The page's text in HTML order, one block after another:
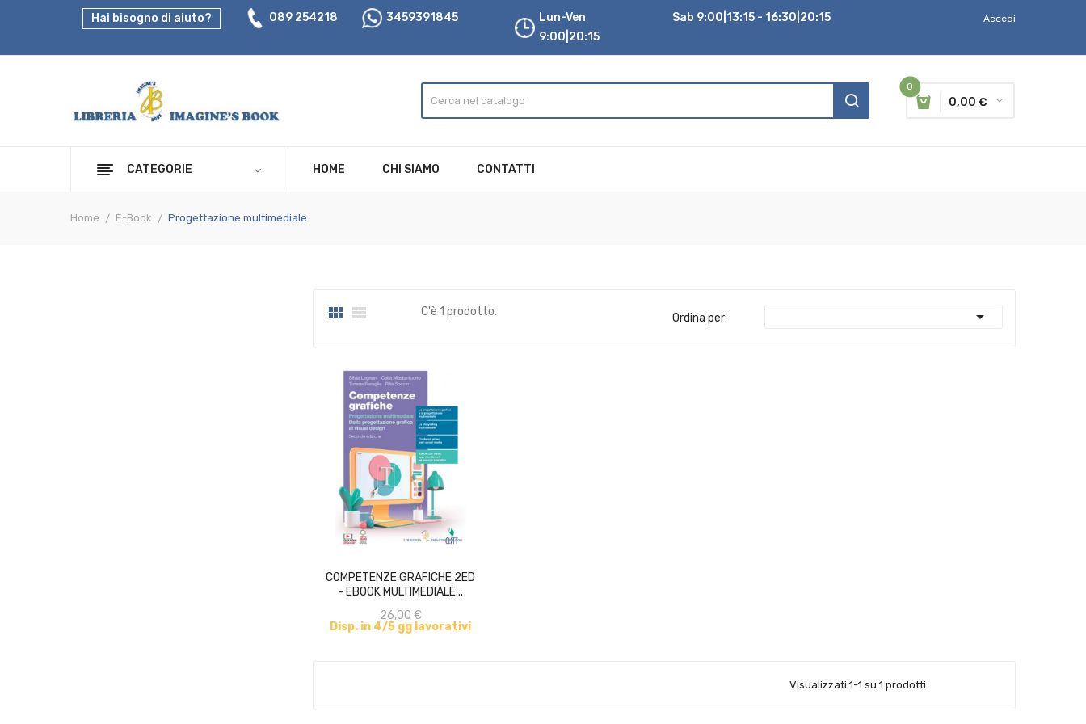
Hai bisogno di aiuto? 089 254218 3459391845
Lun-Ven
9:00|20:15
Sab 9:00|13:15 - 16:30|20:15 Accedi
0
0,00 €
CATEGORIE HOME CHI SIAMO CONTATTI
Home E-Book Progettazione multimediale
  C'è 1 prodotto. Ordina per: 
COMPETENZE GRAFICHE 2ED
- EBOOK MULTIMEDIALE...
26,00 €
Disp. in 4/5 gg lavorativi
ACQUISTA
Visualizzati 1-1 su 1 prodotti